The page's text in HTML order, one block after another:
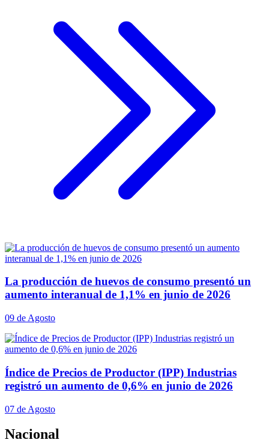
La producción de huevos de consumo presentó un
aumento interanual de 1,1% en junio de 2026
09 de Agosto
Índice de Precios de Productor (IPP) Industrias
registró un aumento de 0,6% en junio de 2026
07 de Agosto
Nacional